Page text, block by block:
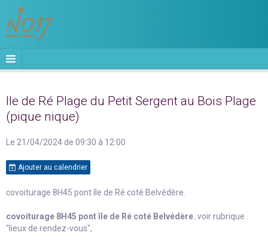
Ile de Ré Plage du Petit Sergent au Bois Plage
(pique nique)
Le 21/04/2024 de 09:30 à 12:00
Ajouter au calendrier
covoiturage 8H45 pont île de Ré coté Belvédère.
covoiturage 8H45 pont île de Ré coté Belvédère. voir rubrique
"lieux de rendez-vous",